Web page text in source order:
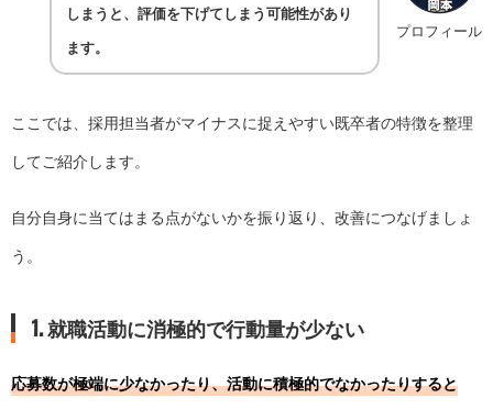
プロフィール
しまうと、評価を下げてしまう可能性があり
ます。
ここでは、採用担当者がマイナスに捉えやすい既卒者の特徴を整理
してご紹介します。
自分自身に当てはまる点がないかを振り返り、改善につなげましょ
う。
1. 就職活動に消極的で行動量が少ない
応募数が極端に少なかったり、活動に積極的でなかったりすると